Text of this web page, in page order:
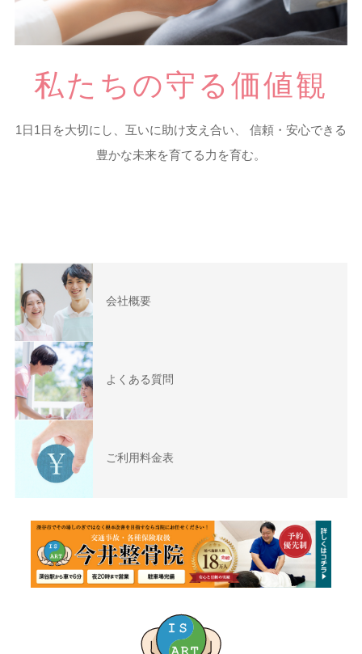
私たちの守る価値観
1日1日を大切にし、互いに助け支え合い、
信頼・安心できる
豊かな未来を育てる力を育む。
会社概要
よくある質問
ご利用料金表